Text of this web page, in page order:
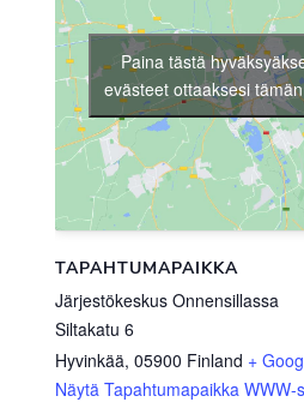
TAPAHTUMAPAIKKA
Järjestökeskus Onnensillassa
Siltakatu 6
Hyvinkää, 05900 Finland +
Näytä Tapahtumapaikka WWW-
Paina tästä
evästeet ottaaksesi